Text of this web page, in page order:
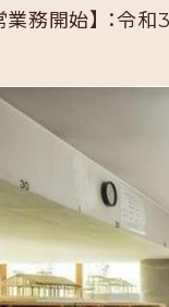
業務開始】 ：令和3